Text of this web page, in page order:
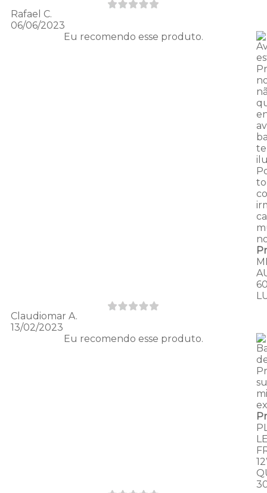
Rafael C.
06/06/2023
Eu recomendo esse produto.
Claudiomar A.
13/02/2023
Eu recomendo esse produto.